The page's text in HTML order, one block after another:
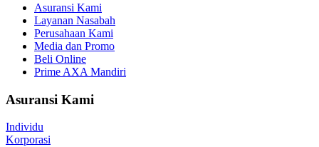
Asuransi Kami
Layanan Nasabah
Perusahaan Kami
Media dan Promo
Beli Online
Prime AXA Mandiri
Asuransi Kami
Individu
Korporasi